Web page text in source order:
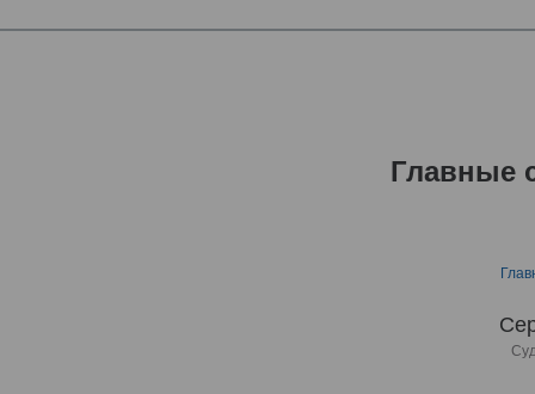
Главные